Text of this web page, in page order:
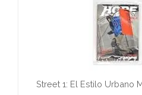
Street 1: El Estilo Urbano